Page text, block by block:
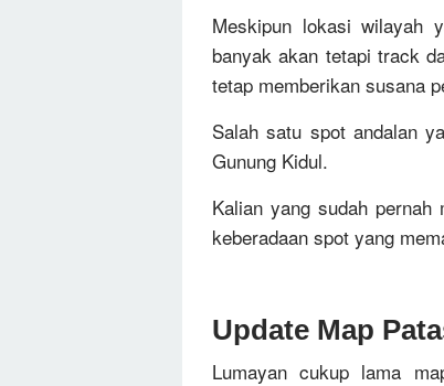
Meskipun lokasi wilayah
banyak akan tetapi track
tetap memberikan susana
Salah satu spot andalan
Gunung Kidul.
Kalian yang sudah
keberadaan spot yang
Update Map
Lumayan cukup lama